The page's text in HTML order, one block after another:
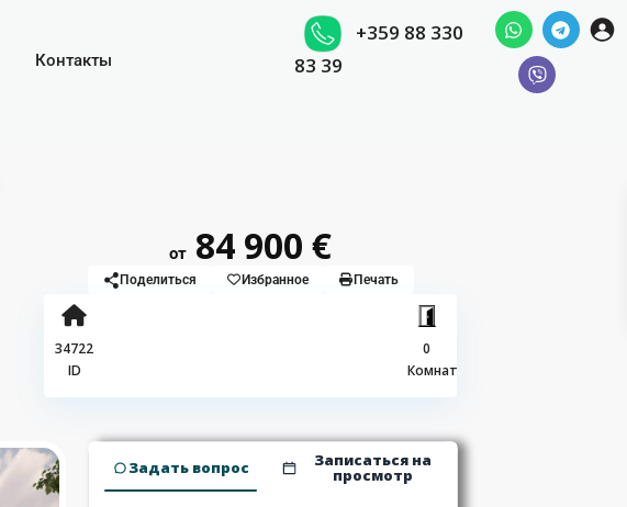
Контакты
+359 88 330
83 39
от 84 900 €
Поделиться Избранное Печать
34722
ID
0
Комнат
Задать вопрос Записаться на
просмотр